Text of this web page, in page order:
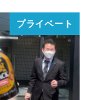
プライベート